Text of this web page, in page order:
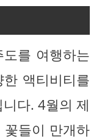
를 여행하는
액티비티를
다. 4월의 제
들이 만개하